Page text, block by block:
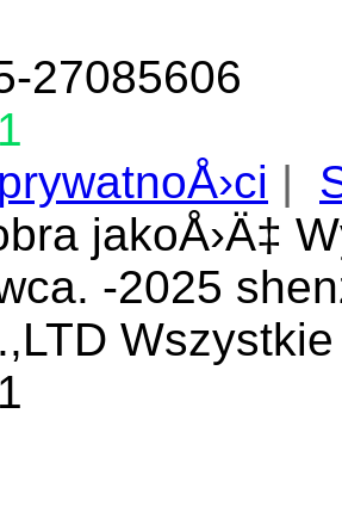
27085606
|
jakoÅ›Ä‡
-2025